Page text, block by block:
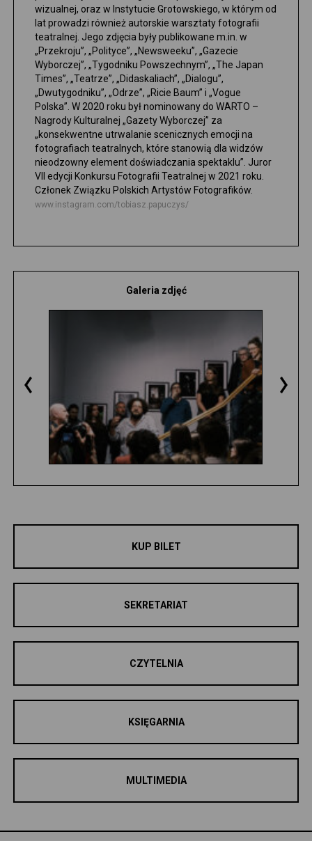
wizualnej, oraz w Instytucie Grotowskiego, w którym od
lat prowadzi również autorskie warsztaty fotografii
teatralnej. Jego zdjęcia były publikowane m.in. w
„Przekroju”, „Polityce”, „Newsweeku”, „Gazecie
Wyborczej”, „Tygodniku Powszechnym”, „The Japan
Times”, „Teatrze”, „Didaskaliach”, „Dialogu”,
„Dwutygodniku”, „Odrze”, „Ricie Baum” i „Vogue
Polska”. W 2020 roku był nominowany do WARTO –
Nagrody Kulturalnej „Gazety Wyborczej” za
„konsekwentne utrwalanie scenicznych emocji na
fotografiach teatralnych, które stanowią dla widzów
nieodzowny element doświadczania spektaklu”. Juror
VII edycji Konkursu Fotografii Teatralnej w 2021 roku.
Członek Związku Polskich Artystów Fotografików.
www.instagram.com/tobiasz.papuczys/
Galeria zdjęć
KUP BILET
SEKRETARIAT
CZYTELNIA
KSIĘGARNIA
MULTIMEDIA